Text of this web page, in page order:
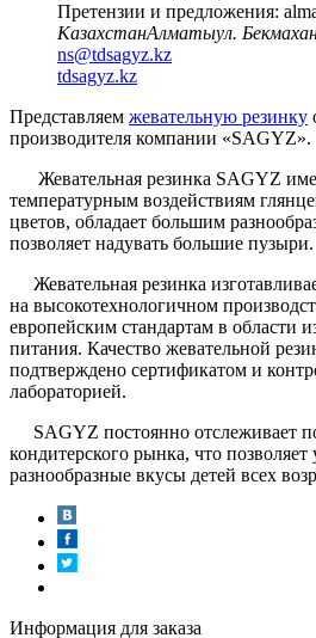
Претензии и предложения:
КазахстанАлматыул.
ns@tdsagyz.kz
tdsagyz.kz
Представляем жевательную резинку
производителя компании «SAGYZ».
Жевательная резинка SAGYZ
температурным воздействиям
цветов, обладает большим
позволяет надувать большие пузыри.
Жевательная резинка
на высокотехнологичном
европейским стандартам в области
питания. Качество жевательной
подтверждено сертификатом и
лабораторией.
SAGYZ постоянно отслеживает
кондитерского рынка, что позволяет
разнообразные вкусы детей всех
Информация для заказа